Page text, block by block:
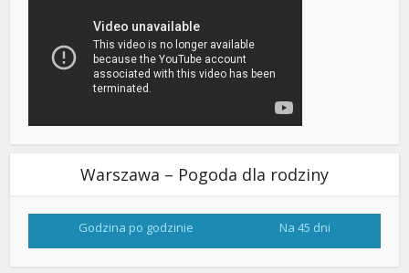
Warszawa – Pogoda dla rodziny
Godzina po godzinie Na 45 dni